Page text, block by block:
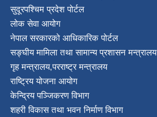
सुदूरपश्चिम प्रदेश पोर्टल
लोक सेवा आयोग
नेपाल सरकारको आधिकारिक पोर्टल
सङ्घीय मामिला तथा सामान्य प्रशासन मन्त्रालय
गृह मन्त्रालय,परराष्ट्र मन्त्रालय
राष्ट्रिय योजना आयोग
केन्द्रिय पञ्जिकरण विभाग
शहरी विकास तथा भवन निर्माण विभाग